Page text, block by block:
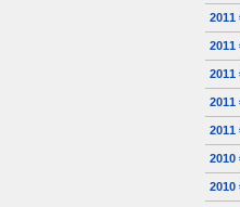
2011
2011
2011
2011
2011
2010
2010